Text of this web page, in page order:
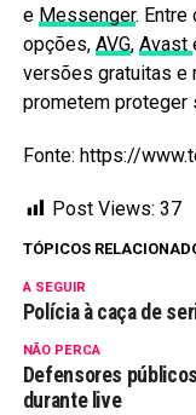
e Messenger. Entre
opções, AVG, Avast
versões gratuitas e
prometem proteger
Fonte: https://
Post Views: 37
TÓPICOS
A SEGUIR
Polícia à caça de
NÃO PERCA
Defensores
durante live